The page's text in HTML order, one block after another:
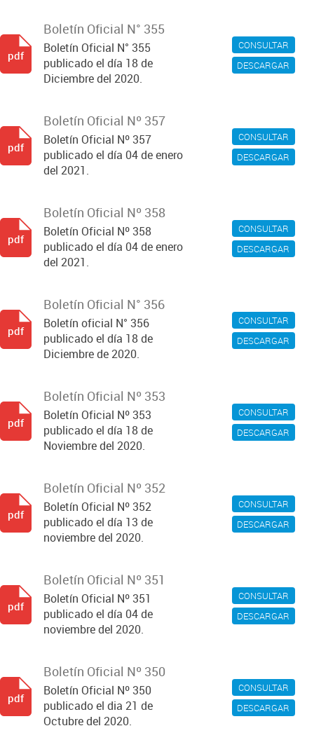
CONSULTAR
DESCARGAR
Boletín Oficial N° 355
Boletín Oficial N° 355
publicado el día 18 de
Diciembre del 2020.
pdf
CONSULTAR
DESCARGAR
Boletín Oficial Nº 357
Boletín Oficial Nº 357
publicado el día 04 de enero
del 2021.
pdf
CONSULTAR
DESCARGAR
Boletín Oficial Nº 358
Boletín Oficial Nº 358
publicado el día 04 de enero
del 2021.
pdf
CONSULTAR
DESCARGAR
Boletín Oficial N° 356
Boletín oficial N° 356
publicado el día 18 de
Diciembre de 2020.
pdf
CONSULTAR
DESCARGAR
Boletín Oficial Nº 353
Boletín Oficial Nº 353
publicado el día 18 de
Noviembre del 2020.
pdf
CONSULTAR
DESCARGAR
Boletín Oficial Nº 352
Boletín Oficial Nº 352
publicado el día 13 de
noviembre del 2020.
pdf
CONSULTAR
DESCARGAR
Boletín Oficial Nº 351
Boletín Oficial Nº 351
publicado el día 04 de
noviembre del 2020.
pdf
CONSULTAR
DESCARGAR
Boletín Oficial Nº 350
Boletín Oficial Nº 350
publicado el dia 21 de
Octubre del 2020.
pdf